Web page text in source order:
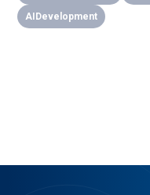
AIDevelopment